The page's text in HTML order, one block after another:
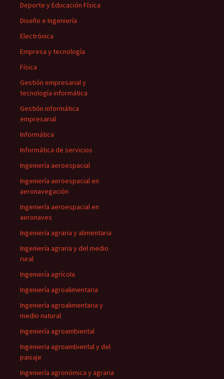
Deporte y Educación Física
Diseño e Ingeniería
Electrónica
Empresa y tecnología
Física
Gestión empresarial y
tecnología informática
Gestión informática
empresarial
Informática
Informática de servicios
Ingeniería aeroespacial
Ingeniería aeroespacial en
aeronavegación
Ingeniería aeroespacial en
aeronaves
Ingeniería agraria y alimentaria
Ingeniería agraria y del medio
rural
Ingeniería agrícola
Ingeniería agroalimentaria
Ingeniería agroalimentaria y
medio natural
Ingeniería agroambiental
Ingeniería agroambiental y del
paisaje
Ingeniería agronómica y agraria